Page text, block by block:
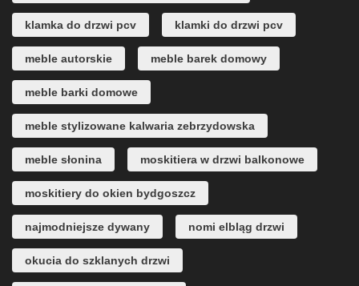
klamka do drzwi pcv klamki do drzwi pcv
meble autorskie meble barek domowy
meble barki domowe
meble stylizowane kalwaria zebrzydowska
meble słonina moskitiera w drzwi balkonowe
moskitiery do okien bydgoszcz
najmodniejsze dywany nomi elbląg drzwi
okucia do szklanych drzwi